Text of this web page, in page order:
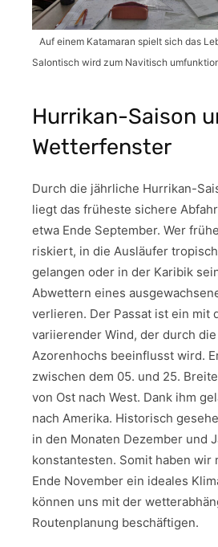
Auf einem Katamaran spielt sich das
Salontisch wird zum Navitisch
Hurrikan-Saison
Wetterfenster
Durch die jährliche Hurrikan-
liegt das früheste sichere
etwa Ende September. Wer
riskiert, in die Ausläufer
gelangen oder in der Karibik
Abwettern eines
verlieren. Der Passat ist ein mit
variierender Wind, der durch die
Azorenhochs beeinflusst wird.
zwischen dem 05. und 25.
von Ost nach West. Dank ihm
nach Amerika. Historisch
in den Monaten Dezember und
konstantesten. Somit haben wir
Ende November ein ideales
können uns mit der
Routenplanung beschäftigen.